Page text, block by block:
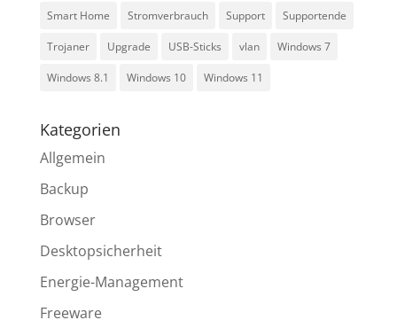
Smart Home Stromverbrauch Support Supportende
Trojaner Upgrade USB-Sticks vlan Windows 7
Windows 8.1 Windows 10 Windows 11
Kategorien
Allgemein
Backup
Browser
Desktopsicherheit
Energie-Management
Freeware